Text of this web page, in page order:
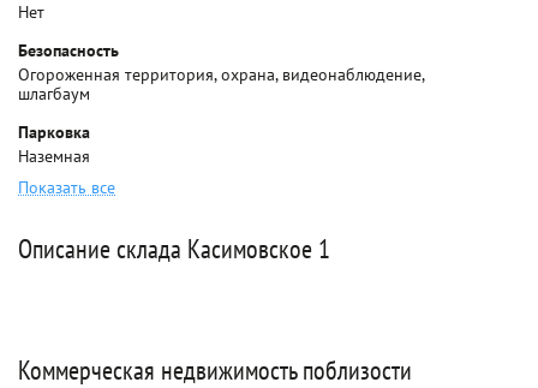
Нет
Безопасность
Огороженная территория, охрана, видеонаблюдение,
шлагбаум
Парковка
Наземная
Показать все
Описание склада Касимовское 1
Коммерческая недвижимость поблизости